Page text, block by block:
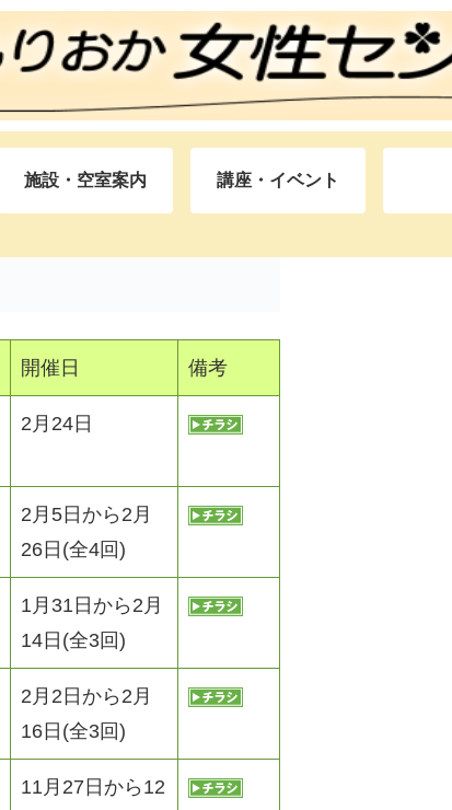
施設・空室案内 講座・イベント
開催日 備考
2月24日
2月5日から2月
26日(全4回)
1月31日から2月
14日(全3回)
2月2日から2月
16日(全3回)
11月27日から12